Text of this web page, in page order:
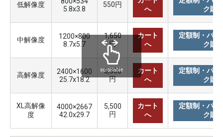
低解像度
5.8x3.8
550円
へ
ク購
中解像度
1200×800
8.7x5.7
1,650
円
カート
へ
定額制・バリ
ク購
高解像度
2400×1600
25.7x18.2
3,300
円
カート
へ
定額制・バリ
ク購
XL高解像
度
4000×2667
42.0x29.7
5,500
円
カート
へ
定額制・バリ
ク購
scrollable